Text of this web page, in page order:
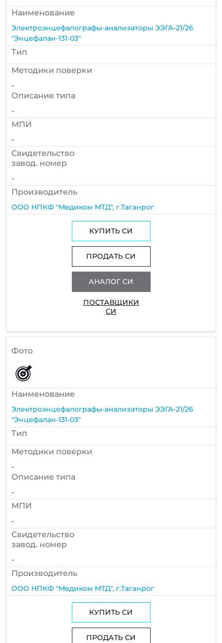
Наименование
Электроэнцефалографы-анализаторы ЭЭГА-21/26
"Энцефалан-131-03"
Тип
Методики поверки
-
Описание типа
-
МПИ
-
Cвидетельство
завод. номер
-
Производитель
ООО НПКФ "Медиком МТД", г.Таганрог
КУПИТЬ СИ
ПРОДАТЬ СИ
АНАЛОГ СИ
ПОСТАВЩИКИ
СИ
Фото
Наименование
Электроэнцефалографы-анализаторы ЭЭГА-21/26
"Энцефалан-131-03"
Тип
Методики поверки
-
Описание типа
-
МПИ
-
Cвидетельство
завод. номер
-
Производитель
ООО НПКФ "Медиком МТД", г.Таганрог
КУПИТЬ СИ
ПРОДАТЬ СИ